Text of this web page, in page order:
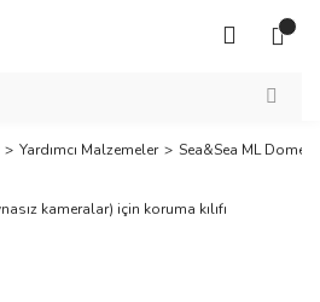
Yardımcı Malzemeler Sea&Sea ML Dome